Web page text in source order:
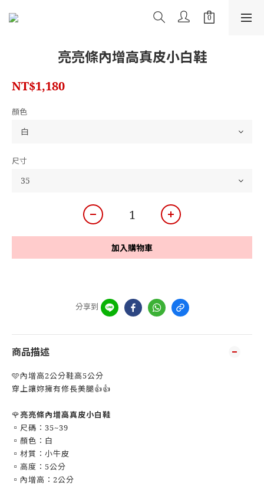
亮亮條內增高真皮小白鞋
NT$1,180
顏色
尺寸
加入購物車
分享到
商品描述
🩵內增高2公分鞋高5公分
穿上讓妳擁有修長美腿👍👍
🌹亮亮條內增高真皮小白鞋
▫️尺碼：35~39
▫️顏色：白
▫️材質：小牛皮
▫️高度：5公分
▫️內增高：2公分